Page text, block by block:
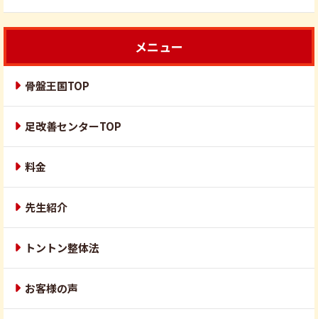
メニュー
骨盤王国TOP
足改善センターTOP
料金
先生紹介
トントン整体法
お客様の声